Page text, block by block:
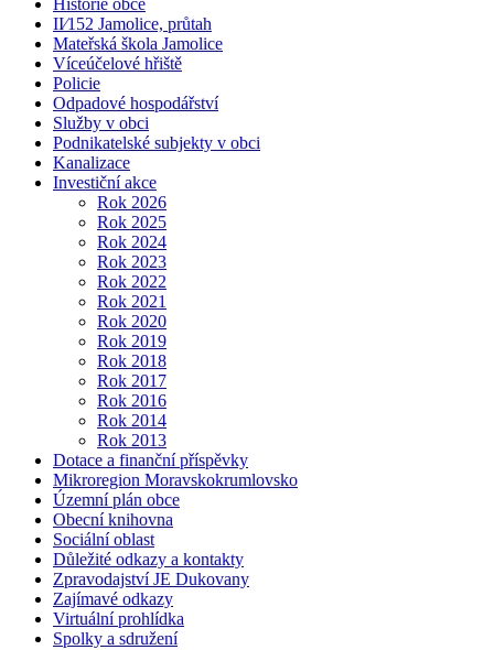
Historie obce
II⁄152 Jamolice, průtah
Mateřská škola Jamolice
Víceúčelové hřiště
Policie
Odpadové hospodářství
Služby v obci
Podnikatelské subjekty v obci
Kanalizace
Investiční akce
Rok 2026
Rok 2025
Rok 2024
Rok 2023
Rok 2022
Rok 2021
Rok 2020
Rok 2019
Rok 2018
Rok 2017
Rok 2016
Rok 2014
Rok 2013
Dotace a finanční příspěvky
Mikroregion Moravskokrumlovsko
Územní plán obce
Obecní knihovna
Sociální oblast
Důležité odkazy a kontakty
Zpravodajství JE Dukovany
Zajímavé odkazy
Virtuální prohlídka
Spolky a sdružení